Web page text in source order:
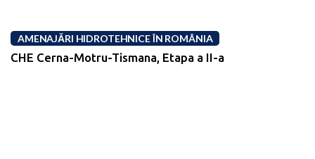
AMENAJĂRI HIDROTEHNICE ÎN ROMÂNIA
CHE Cerna-Motru-Tismana, Etapa a II-a